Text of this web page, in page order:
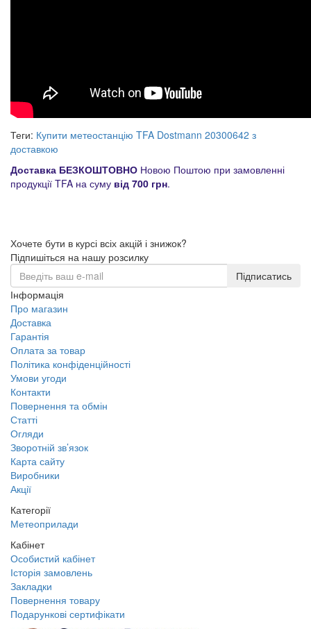
Теги: Купити метеостанцію TFA Dostmann 20300642 з
доставкою
Доставка БЕЗКОШТОВНО Новою Поштою при замовленні
продукції TFA на суму від 700 грн.
Хочете бути в курсі всіх акцій і знижок?
Підпишіться на нашу розсилку
Підписатись
Інформація
Про магазин
Доставка
Гарантія
Оплата за товар
Політика конфіденційності
Умови угоди
Контакти
Повернення та обмін
Статті
Огляди
Зворотній зв’язок
Карта сайту
Виробники
Акції
Категорії
Метеоприлади
Кабінет
Особистий кабінет
Історія замовлень
Закладки
Повернення товару
Подарункові сертифікати